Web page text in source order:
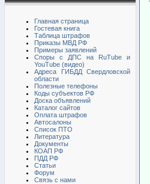
Главная страница
Гостевая книга
Таблица штрафов
Приказы МВД РФ
Примеры заявлений
Споры с ДПС на RuTube и
YouTube (видео)
Адреса ГИБДД Свердловской
области
Полезные телефоны
Коды субъектов РФ
Доска объявлений
Каталог сайтов
Оплата штрафов
Автосалоны
Список ПТО
Литература
Документы
КОАП РФ
ПДД РФ
Статьи
Форум
Связь с нами